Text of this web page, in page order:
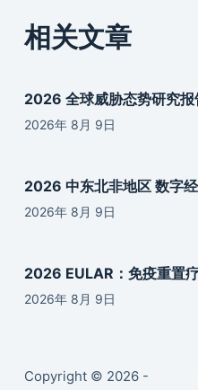
相关文章
2026 全球威胁态势研究
2026年 8月 9日
2026 中东北非地区 数字
2026年 8月 9日
2026 EULAR：免疫重置
2026年 8月 9日
Copyright © 2026 -